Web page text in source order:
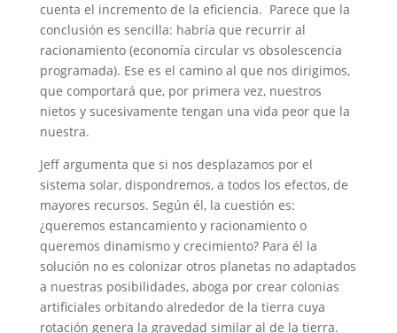
cuenta el incremento de la eficiencia. Parece que la
conclusión es sencilla: habría que recurrir al
racionamiento (economía circular vs obsolescencia
programada). Ese es el camino al que nos dirigimos,
que comportará que, por primera vez, nuestros
nietos y sucesivamente tengan una vida peor que la
nuestra.
Jeff argumenta que si nos desplazamos por el
sistema solar, dispondremos, a todos los efectos, de
mayores recursos. Según él, la cuestión es:
¿queremos estancamiento y racionamiento o
queremos dinamismo y crecimiento? Para él la
solución no es colonizar otros planetas no adaptados
a nuestras posibilidades, aboga por crear colonias
artificiales orbitando alrededor de la tierra cuya
rotación genera la gravedad similar al de la tierra.